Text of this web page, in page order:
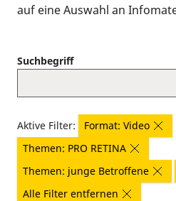
auf eine Auswahl an
Suchbegriff
Aktive Filter:
Format: Video
Themen: PRO RETINA
Themen: junge Betroffene
Alle Filter entfernen